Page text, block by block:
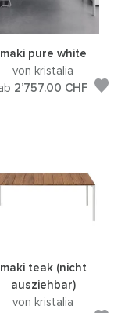
maki pure white
von kristalia
2’757.00 CHF
maki teak (nicht
ausziehbar)
von kristalia